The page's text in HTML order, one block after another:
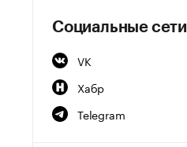
Социальные сети
VK
Хабр
Telegram